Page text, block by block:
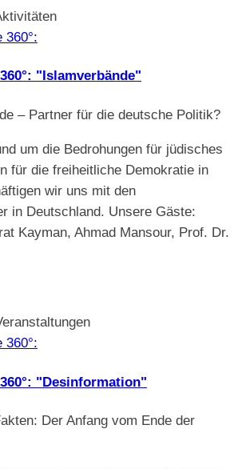
"Islamverbände"
– Partner für die deutsche Politik?
um die Bedrohungen für jüdisches
für die freiheitliche Demokratie in
wir uns mit den
in Deutschland. Unsere Gäste:
Kayman, Ahmad Mansour, Prof. Dr.
"Desinformation"
Der Anfang vom Ende der